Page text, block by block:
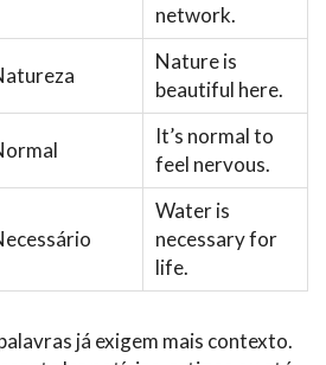
network.
Nature is
beautiful here.
It’s normal to
feel nervous.
Water is
necessary for
life.
já exigem mais contexto.